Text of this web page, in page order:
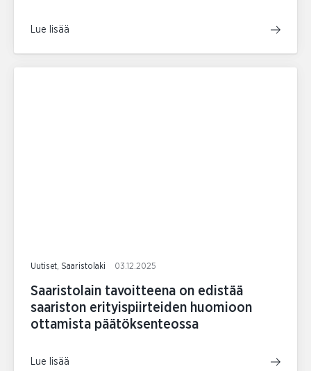
Lue lisää
Uutiset, Saaristolaki 03.12.2025
Saaristolain tavoitteena on edistää
saariston erityispiirteiden huomioon
ottamista päätöksenteossa
Lue lisää